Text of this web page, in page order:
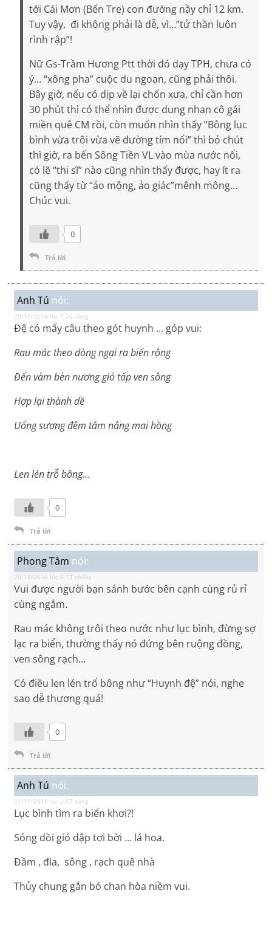
tới Cái Mơn (Bến Tre) con đường nầy chỉ 12 km.
Tuy vậy, đi không phải là dễ, vì…”tử thần luôn
rình rập”!
Nữ Gs-Trầm Hương Ptt thời đó dạy TPH, chưa có
ý… “xông pha” cuộc du ngoạn, cũng phải thôi.
Bây giờ, nếu có dịp về lại chốn xưa, chỉ cần hơn
30 phút thì có thể nhìn được dung nhan cô gái
miền quê CM rồi, còn muốn nhìn thấy “Bông lục
bình vừa trôi vừa vẽ đường tím nổi” thì bỏ chút
thì giờ, ra bến Sông Tiền VL vào mùa nước nổi,
có lẽ “thi sĩ” nào cũng nhìn thấy được, hay ít ra
cũng thấy từ “ảo mộng, ảo giác”mênh mông…
Chúc vui.
0
Trả lời
Anh Tú nói:
20/11/2016 lúc 7:26 sáng
Đệ có mấy câu theo gót huynh … góp vui:
Rau mác theo dòng ngại ra biển rộng
Đến vàm bèn nương gió tấp ven sông
Hợp lại thành dề
Uống sương đêm tắm nắng mai hồng
Len lén trỗ bông…
0
Trả lời
Phong Tâm nói:
20/11/2016 lúc 6:17 chiều
Vui được người bạn sánh bước bên cạnh cùng rủ rỉ
cùng ngắm.
Rau mác không trôi theo nước như lục bình, đừng sợ
lạc ra biển, thường thấy nó đứng bên ruộng đồng,
ven sông rạch…
Có điều len lén trổ bông như “Huynh đệ” nói, nghe
sao dễ thương quá!
0
Trả lời
Anh Tú nói:
21/11/2016 lúc 2:57 sáng
Lục bình tìm ra biển khơi?!
Sóng dồi gió dập tơi bời … lá hoa.
Đầm , đìa, sông , rạch quê nhà
Thủy chung gắn bó chan hòa niềm vui.